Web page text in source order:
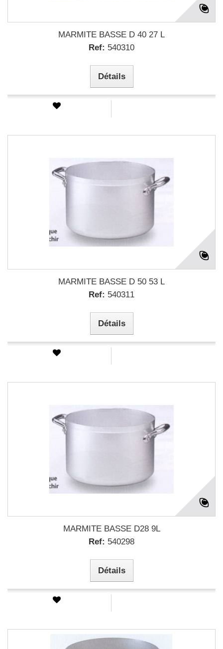
MARMITE BASSE D 40 27 L
Ref: 540310
Détails
MARMITE BASSE D 50 53 L
Ref: 540311
Détails
MARMITE BASSE D28 9L
Ref: 540298
Détails